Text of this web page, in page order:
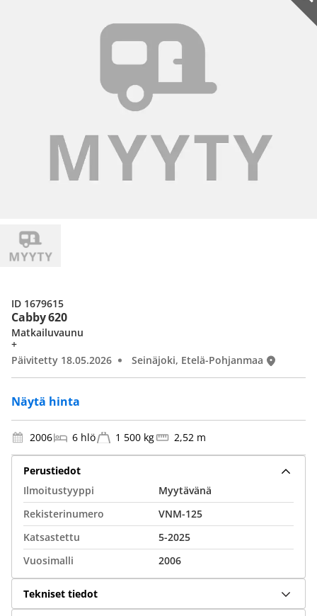
Cabby 620
Näytä hinta
Matkailuvaunu
+
Päivitetty 18.05.2026
Seinäjoki, Etelä-Pohjanmaa
ID 1679615
2006 6 hlö 1 500 kg 2,52 m
Perustiedot
Ilmoitustyyppi
Myytävänä
Rekisterinumero
VNM-125
Katsastettu
5-2025
Vuosimalli
2006
Tekniset tiedot